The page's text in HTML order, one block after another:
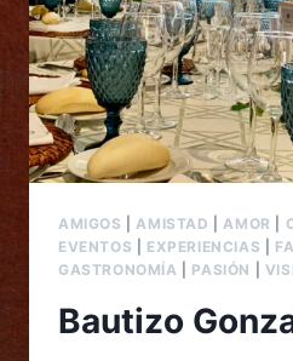
AMIGOS |AMISTAD |AMOR
EVENTOS
EXPERIENCIAS
GASTRONOMÍA
PASIÓN
Bautizo